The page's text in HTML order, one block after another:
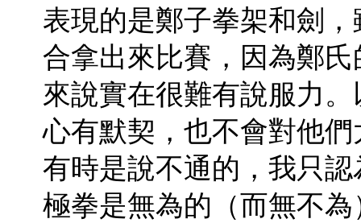
表現的是鄭子拳架和劍
合拿出來比賽，因為鄭
來說實在很難有說服力
心有默契，也不會對他
有時是說不通的，我只
極拳是無為的（而無不